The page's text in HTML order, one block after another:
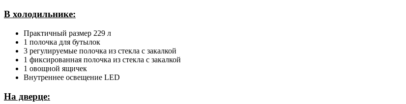
В холодильнике:
Практичный размер 229 л
1 полочка для бутылок
3 регулируемые полочка из стекла с закалкой
1 фиксированная полочка из стекла с закалкой
1 овощной ящичек
Внутреннее освещение LED
На дверце: